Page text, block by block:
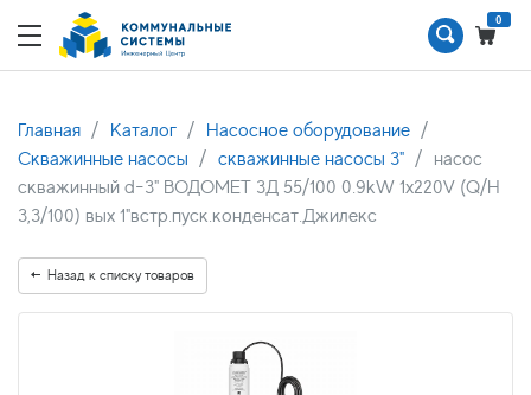
0
Главная Каталог
Насосное оборудование
Скважинные насосы
скважинные насосы 3"
насос
скважинный d-3" ВОДОМЕТ 3Д 55/100 0.9kW 1x220V (Q/H
3,3/100) вых 1"встр.пуск.конденсат.Джилекс
Назад к списку товаров